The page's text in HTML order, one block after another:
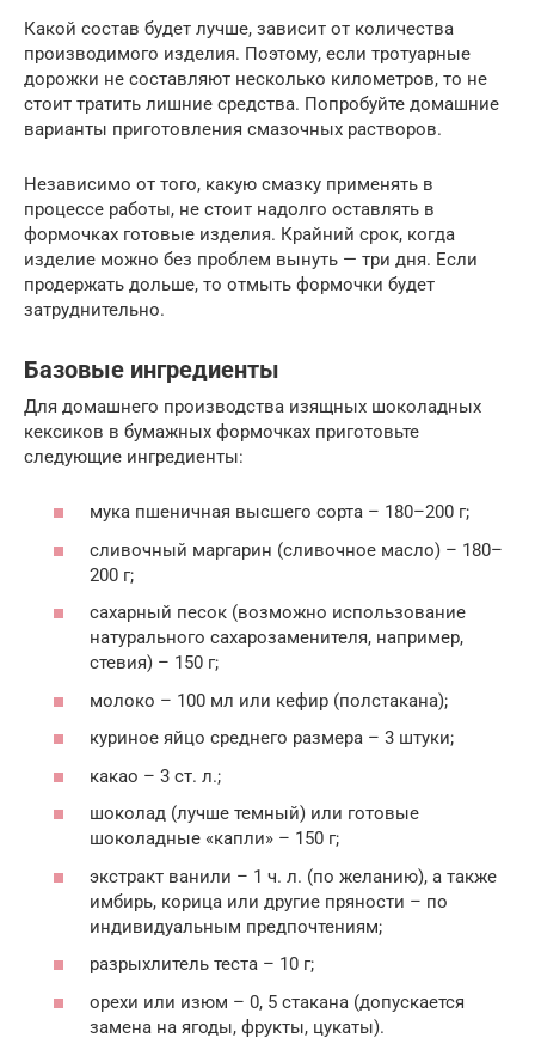
Какой состав будет лучше, зависит от количества
производимого изделия. Поэтому, если тротуарные
дорожки не составляют несколько километров, то не
стоит тратить лишние средства. Попробуйте домашние
варианты приготовления смазочных растворов.
Независимо от того, какую смазку применять в
процессе работы, не стоит надолго оставлять в
формочках готовые изделия. Крайний срок, когда
изделие можно без проблем вынуть — три дня. Если
продержать дольше, то отмыть формочки будет
затруднительно.
Базовые ингредиенты
Для домашнего производства изящных шоколадных
кексиков в бумажных формочках приготовьте
следующие ингредиенты:
мука пшеничная высшего сорта – 180–200 г;
сливочный маргарин (сливочное масло) – 180–
200 г;
сахарный песок (возможно использование
натурального сахарозаменителя, например,
стевия) – 150 г;
молоко – 100 мл или кефир (полстакана);
куриное яйцо среднего размера – 3 штуки;
какао – 3 ст. л.;
шоколад (лучше темный) или готовые
шоколадные «капли» – 150 г;
экстракт ванили – 1 ч. л. (по желанию), а также
имбирь, корица или другие пряности – по
индивидуальным предпочтениям;
разрыхлитель теста – 10 г;
орехи или изюм – 0, 5 стакана (допускается
замена на ягоды, фрукты, цукаты).